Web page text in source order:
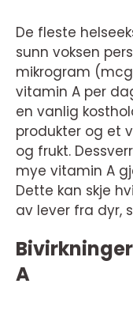
De fleste
sunn voksen
mikrogram
vitamin A per
en vanlig
produkter og et
og frukt.
mye vitamin A
Dette kan skje
av lever fra dyr,
A